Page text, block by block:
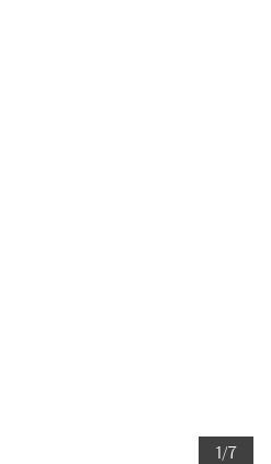
1/7